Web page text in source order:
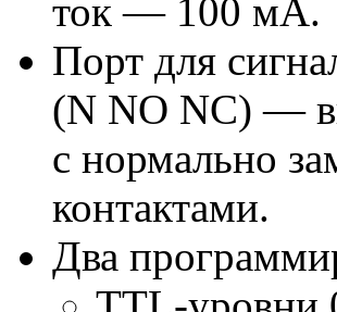
ток — 100 мА.
Порт для
(N NO NC) —
с нормально
контактами.
Два